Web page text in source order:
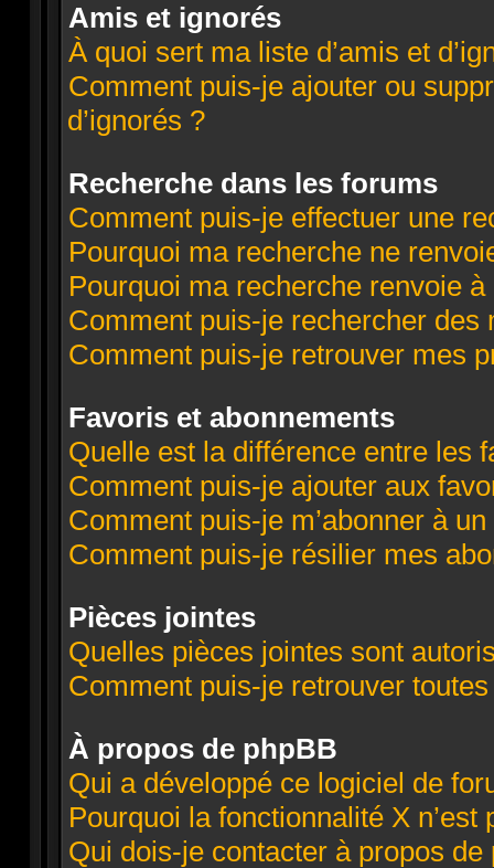
Amis et ignorés
À quoi sert ma liste d’amis et
Comment puis-je ajouter ou
d’ignorés ?
Recherche dans les forums
Comment puis-je effectuer une
Pourquoi ma recherche ne
Pourquoi ma recherche renvoie
Comment puis-je rechercher des
Comment puis-je retrouver mes
Favoris et abonnements
Quelle est la différence entre les
Comment puis-je ajouter aux
Comment puis-je m’abonner à
Comment puis-je résilier mes
Pièces jointes
Quelles pièces jointes sont
Comment puis-je retrouver
À propos de phpBB
Qui a développé ce logiciel de
Pourquoi la fonctionnalité X n’est
Qui dois-je contacter à propos de